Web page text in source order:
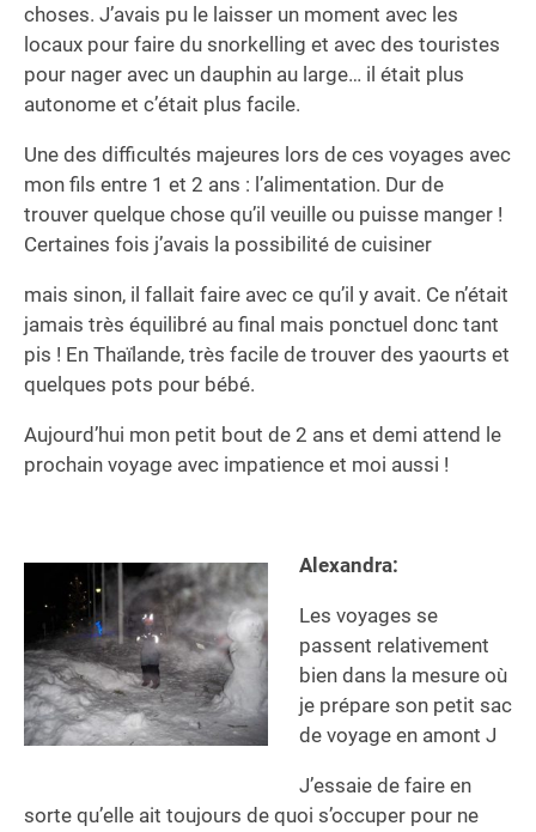
choses. J’avais pu le laisser un moment avec les
locaux pour faire du snorkelling et avec des touristes
pour nager avec un dauphin au large… il était plus
autonome et c’était plus facile.
Une des difficultés majeures lors de ces voyages avec
mon fils entre 1 et 2 ans : l’alimentation. Dur de
trouver quelque chose qu’il veuille ou puisse manger !
Certaines fois j’avais la possibilité de cuisiner
mais sinon, il fallait faire avec ce qu’il y avait. Ce n’était
jamais très équilibré au final mais ponctuel donc tant
pis ! En Thaïlande, très facile de trouver des yaourts et
quelques pots pour bébé.
Aujourd’hui mon petit bout de 2 ans et demi attend le
prochain voyage avec impatience et moi aussi !
Alexandra:
Les voyages se
passent relativement
bien dans la mesure où
je prépare son petit sac
de voyage en amont J
J’essaie de faire en
sorte qu’elle ait toujours de quoi s’occuper pour ne